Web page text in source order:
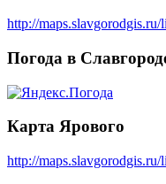
http://
Погода в
Карта Ярового
http://